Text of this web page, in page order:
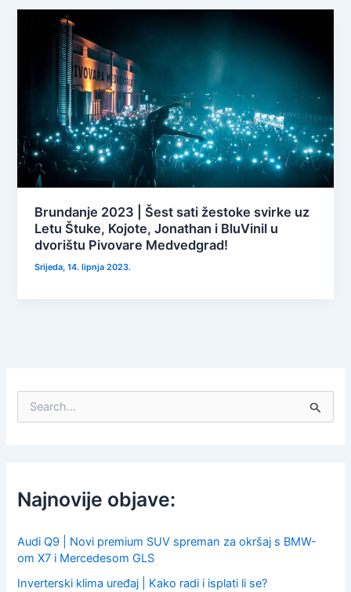
Brundanje 2023 | Šest sati žestoke svirke uz
Letu Štuke, Kojote, Jonathan i BluVinil u
dvorištu Pivovare Medvedgrad!
Srijeda, 14. lipnja 2023.
f
o
:
Najnovije objave:
Audi Q9 | Novi premium SUV spreman za okršaj s BMW-
om X7 i Mercedesom GLS
Inverterski klima uređaj | Kako radi i isplati li se?